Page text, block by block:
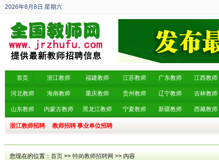
2026年8月8日 星期六
丙午年 六月廿六
首页 浙江教师 福建教师 江苏教师 广东教师 江西教师
河北教师 海南教师 重庆教师 贵州教师 辽宁教师 吉林教师
山东教师 内蒙古教师 黑龙江教师 宁夏教师 新疆教师 西藏教师
浙江教师招聘 教师招聘 事业单位招聘
您现在的位置： 首页 >> 特岗教师招聘网 >> 内容